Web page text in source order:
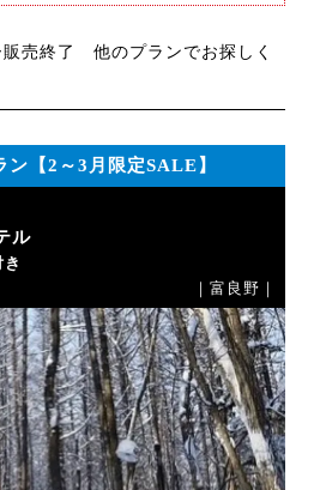
売終了 他のプランでお探しく
ン【2～3月限定SALE】
ル
｜富良野｜